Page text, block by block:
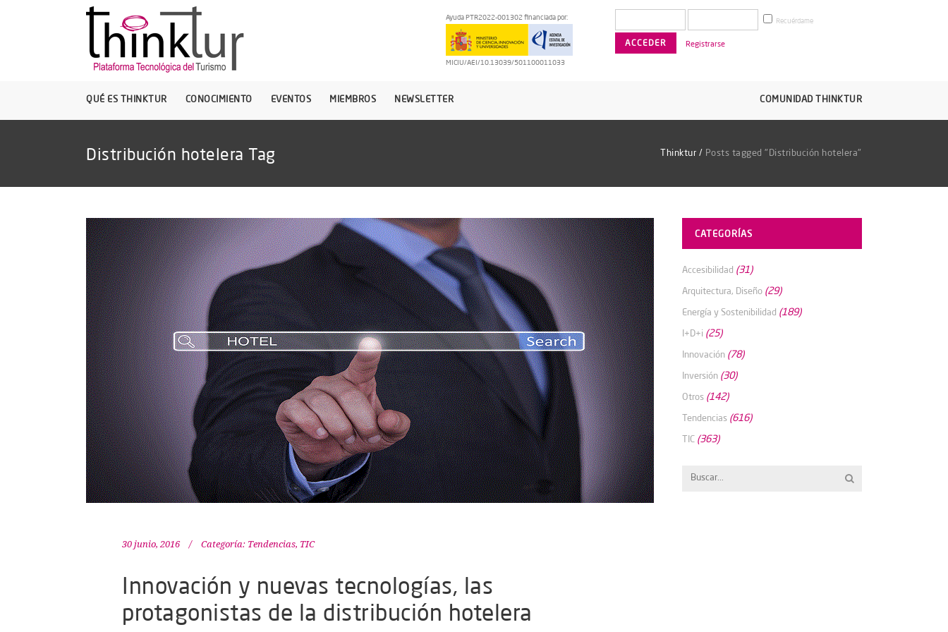
Ayuda PTR2022-001302 financiada por:
MICIU/AEI/10.13039/501100011033
Recuérdame
Registrarse
QUÉ ES THINKTUR CONOCIMIENTO EVENTOS MIEMBROS NEWSLETTER COMUNIDAD THINKTUR
Distribución hotelera Tag Thinktur / Posts tagged "Distribución hotelera"
30 junio, 2016 Categoría: Tendencias, TIC
Innovación y nuevas tecnologías, las
protagonistas de la distribución hotelera
CATEGORÍAS
Accesibilidad (31)
Arquitectura, Diseño (29)
Energía y Sostenibilidad (189)
I+D+i (25)
Innovación (78)
Inversión (30)
Otros (142)
Tendencias (616)
TIC (363)